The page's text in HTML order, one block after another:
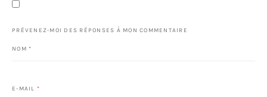
PRÉVENEZ-MOI DES RÉPONSES À MON COMMENTAIRE
NOM *
E-MAIL *